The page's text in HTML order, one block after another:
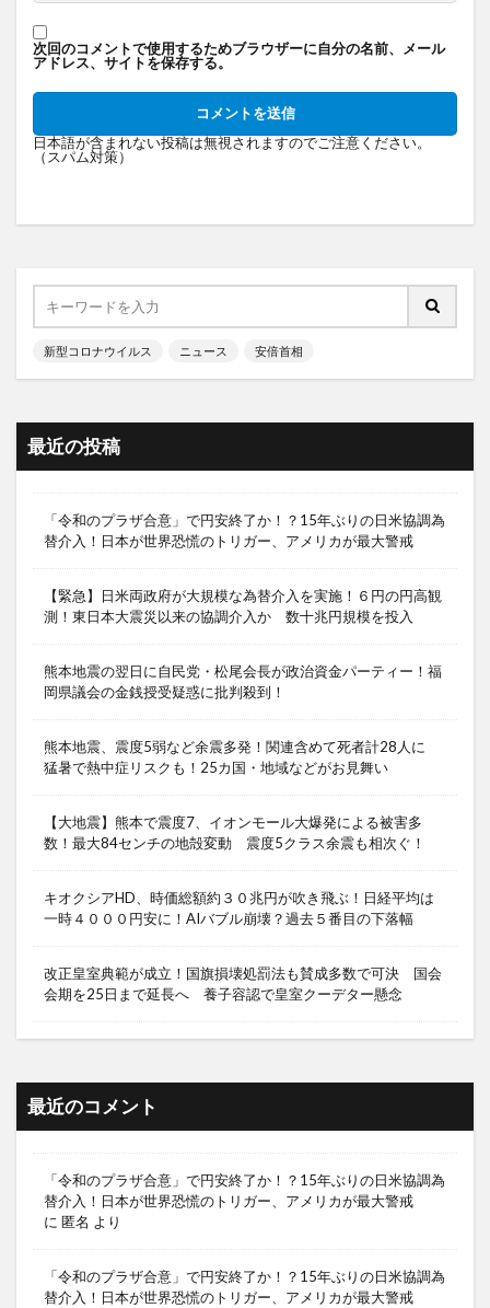
次回のコメントで使用するためブラウザーに自分の名前、メール
アドレス、サイトを保存する。
日本語が含まれない投稿は無視されますのでご注意ください。
（スパム対策）
新型コロナウイルス ニュース 安倍首相
最近の投稿
「令和のプラザ合意」で円安終了か！？15年ぶりの日米協調為
替介入！日本が世界恐慌のトリガー、アメリカが最大警戒
【緊急】日米両政府が大規模な為替介入を実施！６円の円高観
測！東日本大震災以来の協調介入か 数十兆円規模を投入
熊本地震の翌日に自民党・松尾会長が政治資金パーティー！福
岡県議会の金銭授受疑惑に批判殺到！
熊本地震、震度5弱など余震多発！関連含めて死者計28人に
猛暑で熱中症リスクも！25カ国・地域などがお見舞い
【大地震】熊本で震度7、イオンモール大爆発による被害多
数！最大84センチの地殻変動 震度5クラス余震も相次ぐ！
キオクシアHD、時価総額約３０兆円が吹き飛ぶ！日経平均は
一時４０００円安に！AIバブル崩壊？過去５番目の下落幅
改正皇室典範が成立！国旗損壊処罰法も賛成多数で可決 国会
会期を25日まで延長へ 養子容認で皇室クーデター懸念
最近のコメント
「令和のプラザ合意」で円安終了か！？15年ぶりの日米協調為
替介入！日本が世界恐慌のトリガー、アメリカが最大警戒
に 匿名 より
「令和のプラザ合意」で円安終了か！？15年ぶりの日米協調為
替介入！日本が世界恐慌のトリガー、アメリカが最大警戒